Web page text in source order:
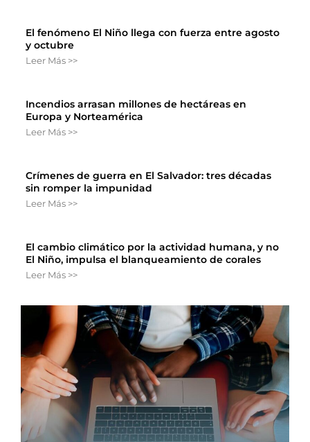
El fenómeno El Niño llega con fuerza entre agosto
y octubre
Leer Más >>
Incendios arrasan millones de hectáreas en
Europa y Norteamérica
Leer Más >>
Crímenes de guerra en El Salvador: tres décadas
sin romper la impunidad
Leer Más >>
El cambio climático por la actividad humana, y no
El Niño, impulsa el blanqueamiento de corales
Leer Más >>